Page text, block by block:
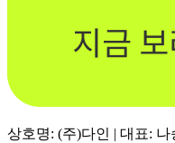
상호명: (주)다인 | 대표: 나